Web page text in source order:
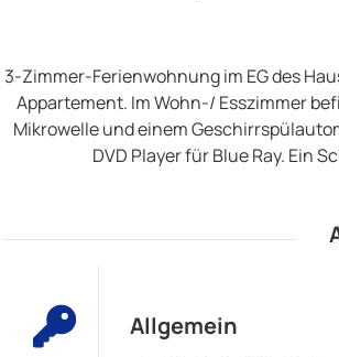
3-Zimmer-Ferienwohnung im EG des
Appartement. Im Wohn-/ Esszimmer
Mikrowelle und einem
DVD Player für Blue Ray. Ein
Allgemein